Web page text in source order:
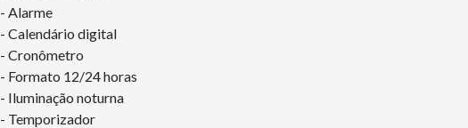
- Alarme
- Calendário digital
- Cronômetro
- Formato 12/24 horas
- Iluminação noturna
- Temporizador